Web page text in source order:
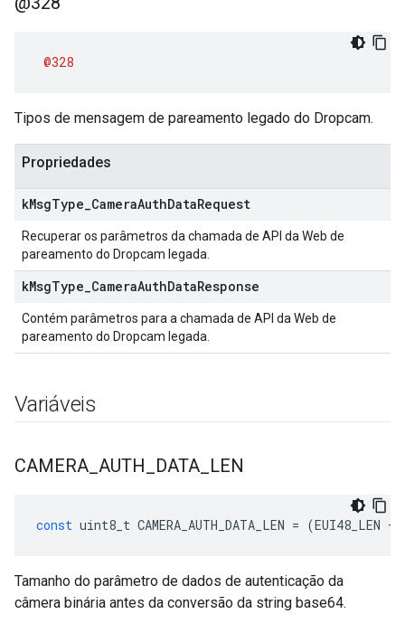
@328
Tipos de mensagem de pareamento legado do Dropcam.
Propriedades
kMsgType CameraAuthDataRequest
Recuperar os parâmetros da chamada de API da Web de
pareamento do Dropcam legada.
kMsgType CameraAuthDataResponse
Contém parâmetros para a chamada de API da Web de
pareamento do Dropcam legada.
Variáveis
CAMERA AUTH DATA LEN
const uint8_t CAMERA_AUTH_DATA_LEN = (EUI48_LEN +
Tamanho do parâmetro de dados de autenticação da
câmera binária antes da conversão da string base64.